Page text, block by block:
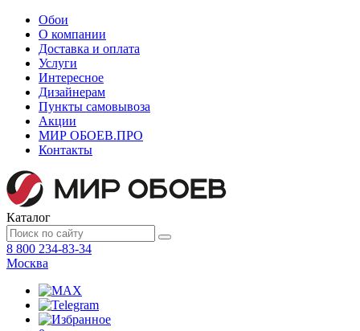
Обои
О компании
Доставка и оплата
Услуги
Интересное
Дизайнерам
Пункты самовывоза
Акции
МИР ОБОЕВ.ПРО
Контакты
Каталог
8 800 234-83-34
Москва